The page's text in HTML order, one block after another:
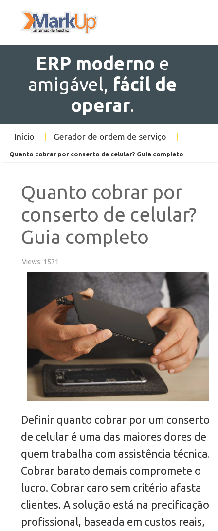
ERP moderno e
amigável, fácil de
operar.
Início Gerador de ordem de serviço
Quanto cobrar por conserto de celular? Guia completo
Quanto cobrar por
conserto de celular?
Guia completo
Views: 1571
Definir quanto cobrar por um conserto
de celular é uma das maiores dores de
quem trabalha com assistência técnica.
Cobrar barato demais compromete o
lucro. Cobrar caro sem critério afasta
clientes. A solução está na precificação
profissional, baseada em custos reais,